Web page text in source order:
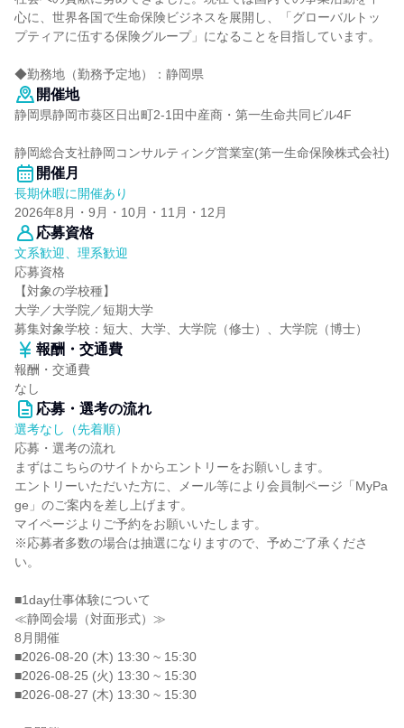
心に、世界各国で生命保険ビジネスを展開し、「グローバルトッ
プティアに伍する保険グループ」になることを目指しています。
◆勤務地（勤務予定地）：静岡県
開催地
静岡県静岡市葵区日出町2-1田中産商・第一生命共同ビル4F
静岡総合支社静岡コンサルティング営業室(第一生命保険株式会社)
開催月
長期休暇に開催あり
2026年8月・9月・10月・11月・12月
応募資格
文系歓迎、理系歓迎
応募資格
【対象の学校種】
大学／大学院／短期大学
募集対象学校：短大、大学、大学院（修士）、大学院（博士）
報酬・交通費
報酬・交通費
なし
応募・選考の流れ
選考なし（先着順）
応募・選考の流れ
まずはこちらのサイトからエントリーをお願いします。
エントリーいただいた方に、メール等により会員制ページ「MyPa
ge」のご案内を差し上げます。
マイページよりご予約をお願いいたします。
※応募者多数の場合は抽選になりますので、予めご了承くださ
い。
■1day仕事体験について
≪静岡会場（対面形式）≫
8月開催
■2026-08-20 (木) 13:30 ~ 15:30
■2026-08-25 (火) 13:30 ~ 15:30
■2026-08-27 (木) 13:30 ~ 15:30